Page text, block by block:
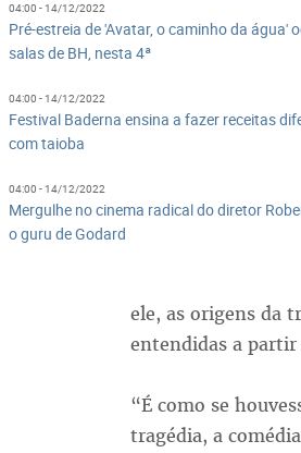
04:00 - 14/12/2022
Pré-estreia de 'Avatar, o caminho da água'
salas de BH, nesta 4ª
04:00 - 14/12/2022
Festival Baderna ensina a fazer receitas
com taioba
04:00 - 14/12/2022
Mergulhe no cinema radical do diretor
o guru de Godard
ele, as origens da
entendidas a partir
“É como se
tragédia, a